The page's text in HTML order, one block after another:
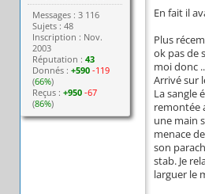
Messages : 3 116
Sujets : 48
Inscription : Nov.
2003
Réputation :43
Donnés :+590 -119
(66%)
Reçus :+950 -67
(86%)
En fait il
Plus
ok pas de
moi donc
Arrivé sur
La sangle
remontée
une main
menace
son
stab. Je
larguer le